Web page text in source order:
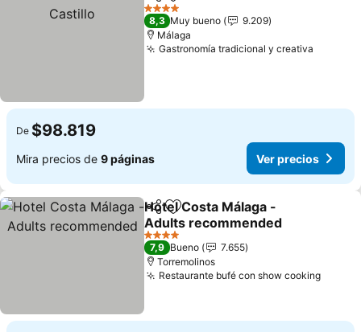
4 Estrellas
8,3 Muy bueno
9.209
Málaga
Gastronomía tradicional y creativa
De $98.819
Mira precios de 9 páginas Ver precios
CompartirAgregar a favoritos
Hotel Costa Málaga -
Adults recommended
4 Estrellas
7,9 Bueno
7.655
Torremolinos
Restaurante bufé con show cooking